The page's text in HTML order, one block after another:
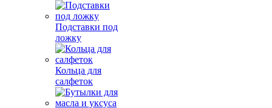
Подставки под
ложку
Кольца для
салфеток